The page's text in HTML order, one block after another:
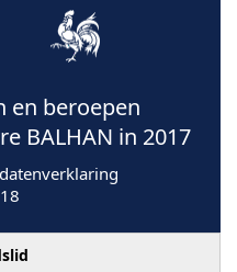
en beroepen
BALHAN in 2017